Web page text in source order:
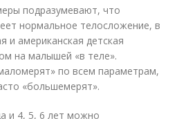
подразумевают, что
нормальное телосложение, в
и американская детская
на малышей «в теле».
по всем параметрам,
«большемерят».
и 4, 5, 6 лет можно